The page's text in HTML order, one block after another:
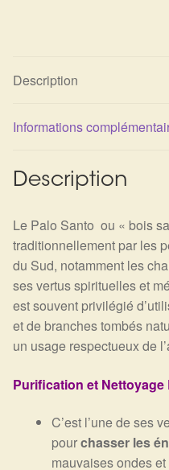
Description
Informations
Description
Le Palo Santo ou « bois
traditionnellement par les
du Sud, notamment les
ses vertus spirituelles et
est souvent privilégié
et de branches tombés
un usage respectueux de
Purification et Nettoyage
C’est l’une de ses
pourchasser les
mauvaises ondes